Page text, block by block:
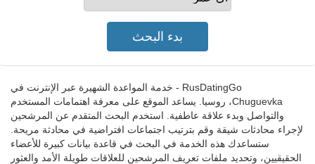
RusDatingGo - خدمة المواعدة الشهيرة عبر الإنترنت في
Chuguevka، روسيا. يساعد الموقع على معرفة اهتمامات المستخدم
والتواصل وبدء علاقة عاطفية. استخدم البحث المتقدم عن المرشحين
لإجراء محادثات شيقة وقم بترتيب اجتماعات افتراضية في محادثة مريحة.
ستساعدك هذه الخدمة في البحث في قاعدة بيانات كبيرة للأعضاء
الحقيقيين، وتحديد ملفات تعريف المرشحين للعلاقات طويلة الأمد والعثور